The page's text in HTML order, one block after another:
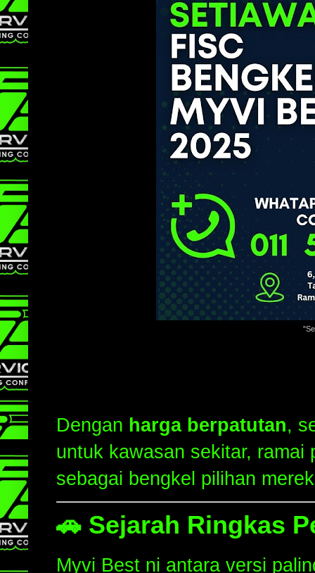
Dengan harga berpatutan,
untuk kawasan sekitar,
sebagai bengkel pilihan
🚗 Sejarah Ringkas
Myvi Best ni antara versi